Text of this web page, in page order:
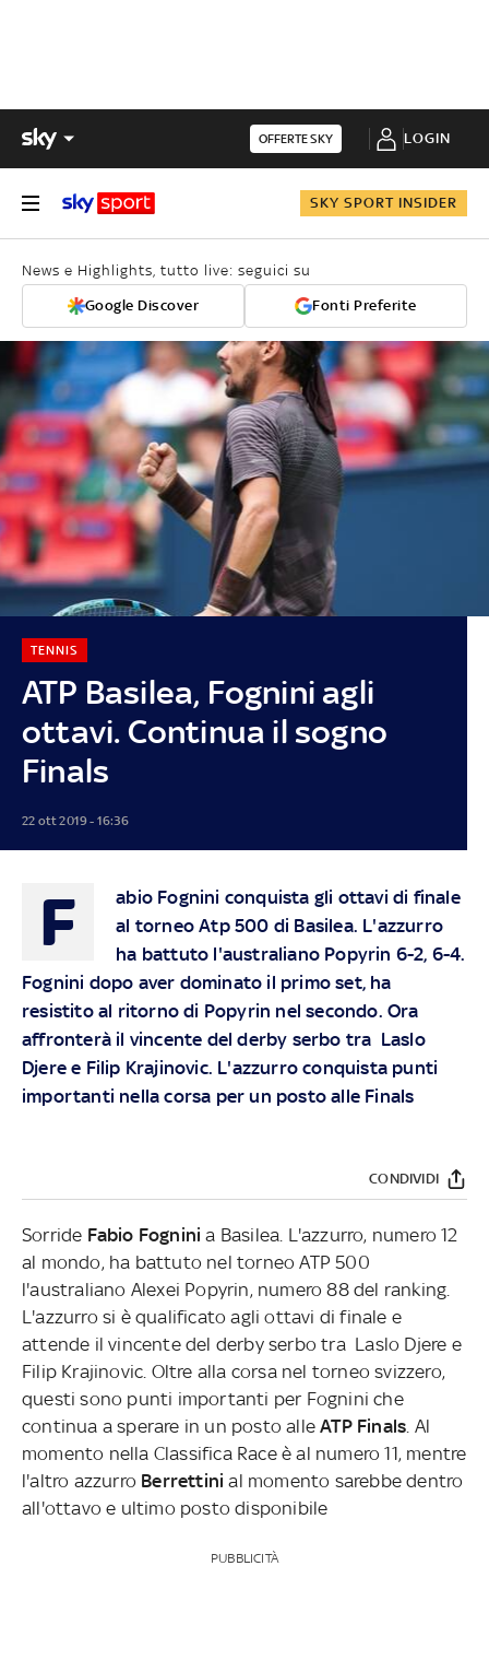
OFFERTE SKY LOGIN
SKY SPORT INSIDER
News e Highlights, tutto live: seguici su
Google Discover Fonti Preferite
ATP Basilea, Fognini agli
ottavi. Continua il sogno
Finals
TENNIS
22 ott 2019 - 16:36
F
abio Fognini conquista gli ottavi di finale
al torneo Atp 500 di Basilea. L'azzurro
ha battuto l'australiano Popyrin 6-2, 6-4.
Fognini dopo aver dominato il primo set, ha
resistito al ritorno di Popyrin nel secondo. Ora
affronterà il vincente del derby serbo tra Laslo
Djere e Filip Krajinovic. L'azzurro conquista punti
importanti nella corsa per un posto alle Finals
CONDIVIDI
Sorride Fabio Fogninia Basilea. L'azzurro, numero 12
al mondo, ha battuto nel torneo ATP 500
l'australiano Alexei Popyrin, numero 88 del ranking.
L'azzurro si è qualificato agli ottavi di finale e
attende il vincente del derby serbo tra Laslo Djere e
Filip Krajinovic. Oltre alla corsa nel torneo svizzero,
questi sono punti importanti per Fognini che
continua a sperare in un posto alle ATP Finals . Al
momento nella Classifica Race è al numero 11, mentre
l'altro azzurro Berrettini al momento sarebbe dentro
all'ottavo e ultimo posto disponibile
PUBBLICITÀ